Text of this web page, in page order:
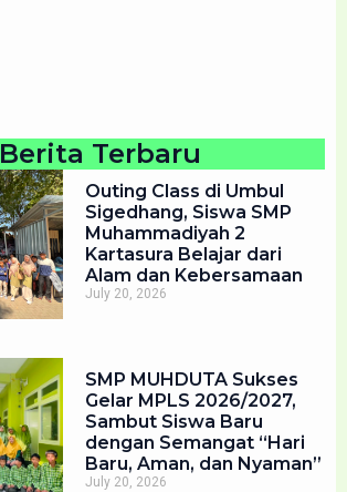
Berita Terbaru
Outing Class di Umbul
Sigedhang, Siswa SMP
Muhammadiyah 2
Kartasura Belajar dari
Alam dan Kebersamaan
July 20, 2026
SMP MUHDUTA Sukses
Gelar MPLS 2026/2027,
Sambut Siswa Baru
dengan Semangat “Hari
Baru, Aman, dan Nyaman”
July 20, 2026